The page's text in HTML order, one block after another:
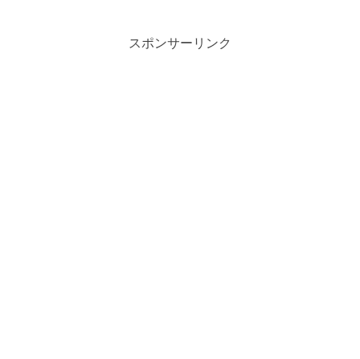
スポンサーリンク